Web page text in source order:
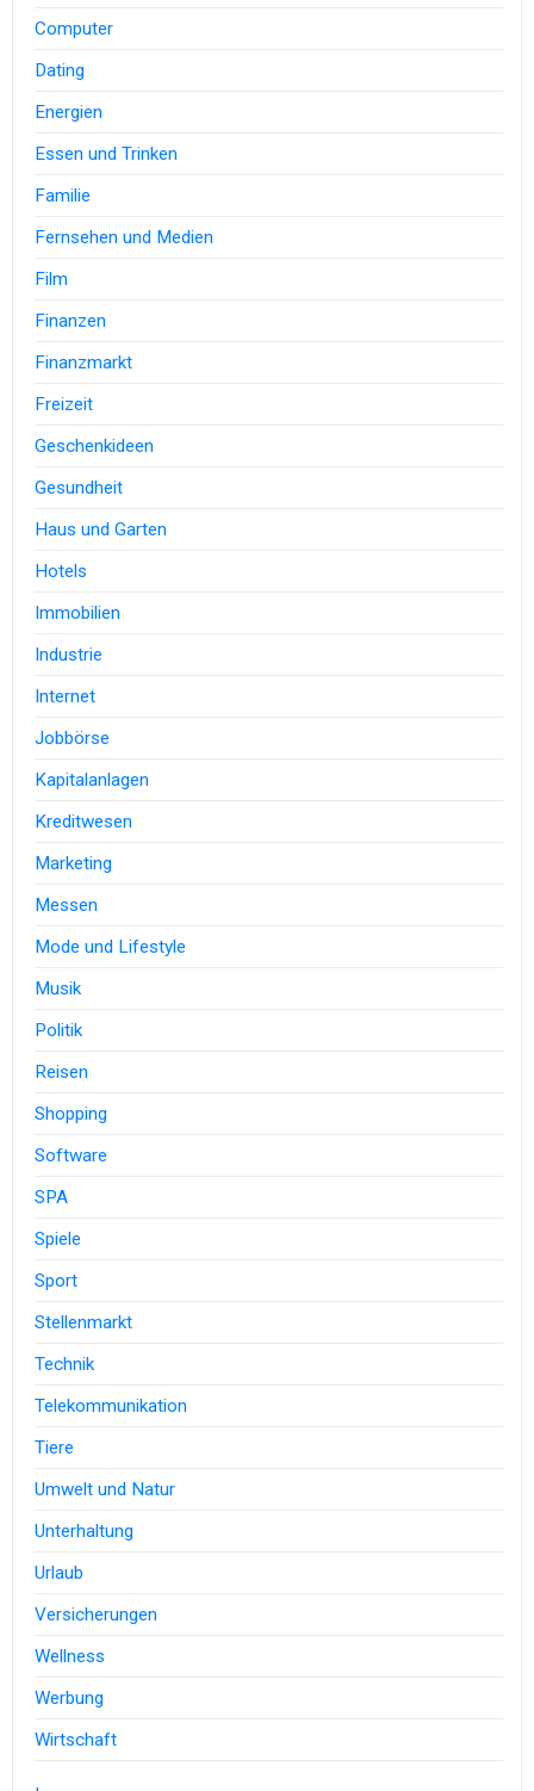
Computer
Dating
Energien
Essen und Trinken
Familie
Fernsehen und Medien
Film
Finanzen
Finanzmarkt
Freizeit
Geschenkideen
Gesundheit
Haus und Garten
Hotels
Immobilien
Industrie
Internet
Jobbörse
Kapitalanlagen
Kreditwesen
Marketing
Messen
Mode und Lifestyle
Musik
Politik
Reisen
Shopping
Software
SPA
Spiele
Sport
Stellenmarkt
Technik
Telekommunikation
Tiere
Umwelt und Natur
Unterhaltung
Urlaub
Versicherungen
Wellness
Werbung
Wirtschaft